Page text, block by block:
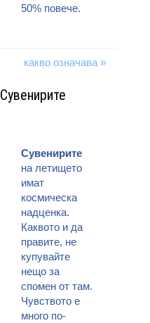
50% повече.
какво означава »
Сувенирите
Сувенирите
на летището
имат
космическа
надценка.
Каквото и да
правите, не
купувайте
нещо за
спомен от там.
Чувството е
много по-